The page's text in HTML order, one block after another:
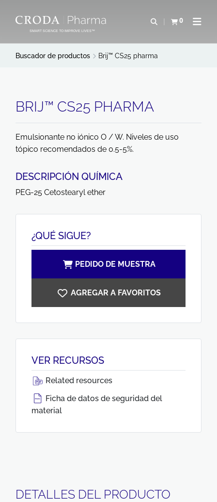
CONTENIDOSMART SCIENCE TO IMPROVE LIVES™
Abrir0
Ver carritoAbrir
Buscador de productos Brij™ CS25 pharma
BRIJ™ CS25 PHARMA
Emulsionante no iónico O / W. Niveles de uso
tópico recomendados de 0.5-5%.
DESCRIPCIÓN QUÍMICA
PEG-25 Cetostearyl ether
¿QUÉ SIGUE?
PEDIDO DE MUESTRA
AGREGAR A FAVORITOS
VER RECURSOS
Related resources
Ficha de datos de seguridad del
material
DETALLES DEL PRODUCTO